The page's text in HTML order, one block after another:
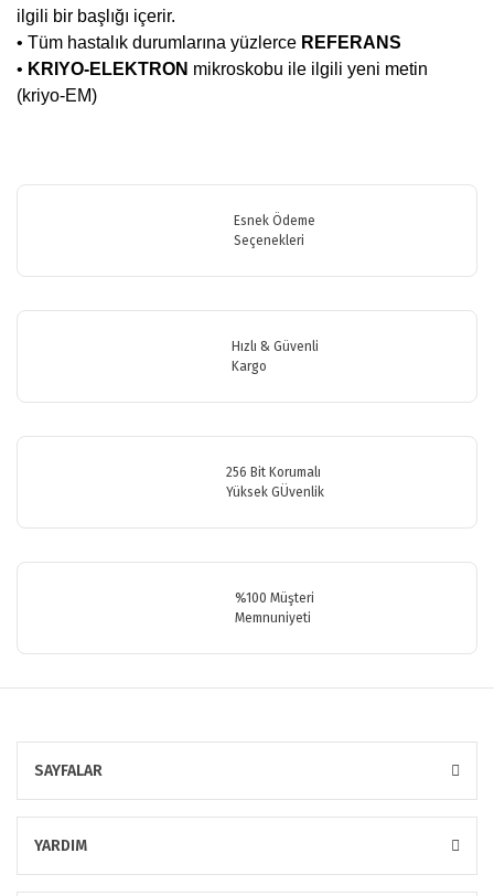
ilgili bir başlığı içerir.
• Tüm hastalık durumlarına yüzlerce REFERANS
• KRIYO-ELEKTRON mikroskobu ile ilgili yeni metin
(kriyo-EM)
Bu ürüne ilk yorumu siz yapın!
Görüş ve önerileriniz için teşekkür ederiz.
Ürün resmi kalitesiz, bozuk veya görüntülenemiyor.
Ürün fiyatı diğer sitelerden daha pahalı.
Esnek Ödeme
Seçenekleri
Hızlı & Güvenli
Kargo
256 Bit Korumalı
Yüksek GÜvenlik
%100 Müşteri
Memnuniyeti
SAYFALAR
YARDIM